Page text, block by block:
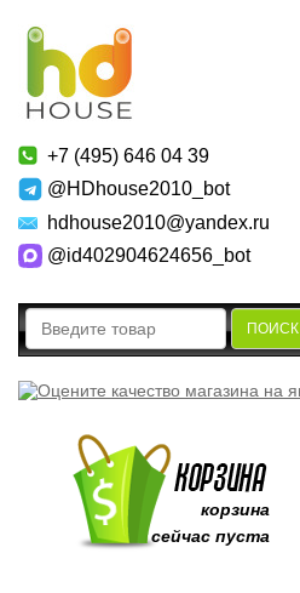
+7 (495) 646 04 39
@HDhouse2010_bot
hdhouse2010@yandex.ru
@id402904624656_bot
ПОИСК
корзина
сейчас пуста